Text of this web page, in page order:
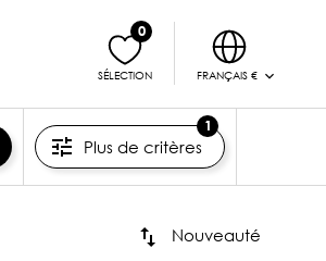
SÉLECTION
0
FRANÇAIS €
Plus de critères
1
Nouveauté